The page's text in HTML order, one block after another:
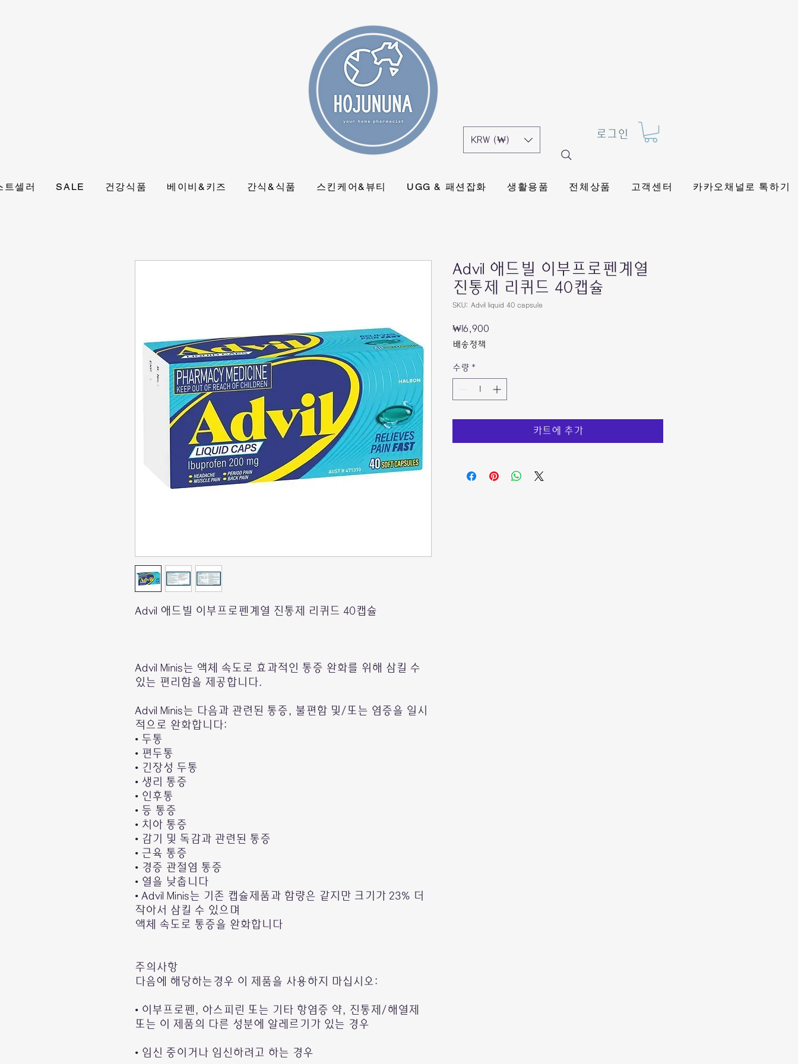
KRW (₩)
로그인
트셀러 SALE 건강식품 베이비&키즈 간식&식품 스킨케어&뷰티 UGG & 패션잡화 생활용품 전체상품 고객센터 카카오채널로 톡하기
Advil 애드빌 이부프로펜계열 진통제 리퀴드 40캡슐
Advil Minis는 액체 속도로 효과적인 통증 완화를 위해 삼킬 수
있는 편리함을 제공합니다.
Advil Minis는 다음과 관련된 통증, 불편함 및/또는 염증을 일시
적으로 완화합니다:
• 두통
• 편두통
• 긴장성 두통
• 생리 통증
• 인후통
• 등 통증
• 치아 통증
• 감기 및 독감과 관련된 통증
• 근육 통증
• 경증 관절염 통증
• 열을 낮춥니다
• Advil Minis는 기존 캡슐제품과 함량은 같지만 크기가 23% 더
작아서 삼킬 수 있으며
액체 속도로 통증을 완화합니다
주의사항
다음에 해당하는경우 이 제품을 사용하지 마십시오:
• 이부프로펜, 아스피린 또는 기타 항염증 약, 진통제/해열제
또는 이 제품의 다른 성분에 알레르기가 있는 경우
• 임신 중이거나 임신하려고 하는 경우
Advil 애드빌 이부프로펜계열
진통제 리퀴드 40캡슐
SKU: Advil liquid 40 capsule
₩16,900
배송정책
수량 *
카트에 추가